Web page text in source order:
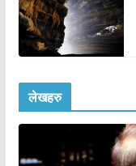
लेखहरु